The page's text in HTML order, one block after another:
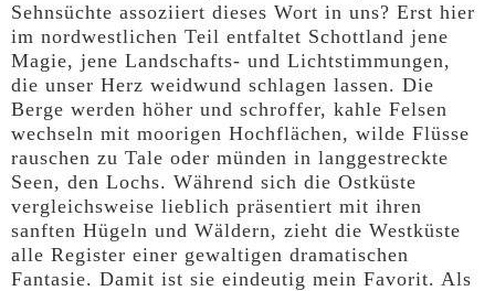
Sehnsüchte assoziiert dieses Wort in uns? Erst hier
im nordwestlichen Teil entfaltet Schottland jene
Magie, jene Landschafts- und Lichtstimmungen,
die unser Herz weidwund schlagen lassen. Die
Berge werden höher und schroffer, kahle Felsen
wechseln mit moorigen Hochflächen, wilde Flüsse
rauschen zu Tale oder münden in langgestreckte
Seen, den Lochs. Während sich die Ostküste
vergleichsweise lieblich präsentiert mit ihren
sanften Hügeln und Wäldern, zieht die Westküste
alle Register einer gewaltigen dramatischen
Fantasie. Damit ist sie eindeutig mein Favorit. Als